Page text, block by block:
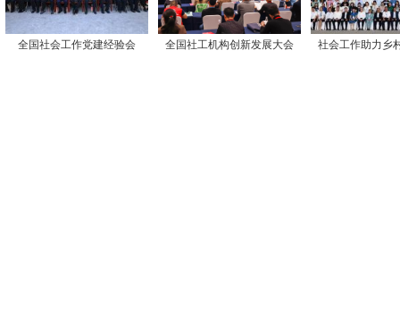
全国社会工作党建经验会 全国社工机构创新发展大会 社会工作助力乡